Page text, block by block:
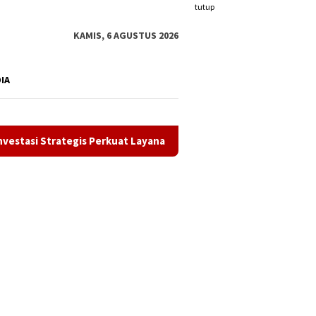
tutup
KAMIS, 6 AGUSTUS 2026
Layanan Kesehatan Daerah